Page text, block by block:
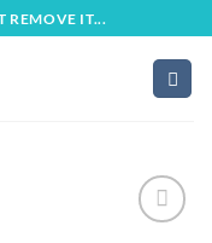
REMOVE IT...